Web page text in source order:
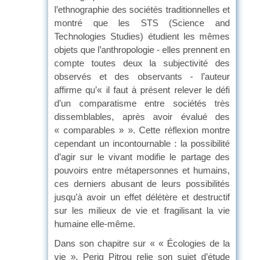
l’ethnographie des sociétés traditionnelles et
montré que les STS (Science and
Technologies Studies) étudient les mêmes
objets que l’anthropologie - elles prennent en
compte toutes deux la subjectivité des
observés et des observants - l’auteur
affirme qu’« il faut à présent relever le défi
d’un comparatisme entre sociétés très
dissemblables, après avoir évalué des
« comparables » ». Cette réflexion montre
cependant un incontournable : la possibilité
d’agir sur le vivant modifie le partage des
pouvoirs entre métapersonnes et humains,
ces derniers abusant de leurs possibilités
jusqu’à avoir un effet délétère et destructif
sur les milieux de vie et fragilisant la vie
humaine elle-même.
Dans son chapitre sur « « Écologies de la
vie », Perig Pitrou relie son sujet d’étude